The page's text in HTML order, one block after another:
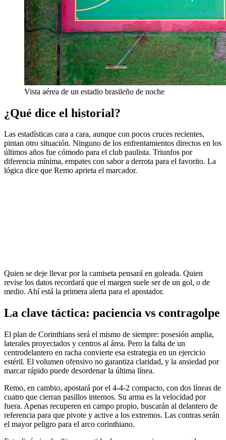
Vista aérea de un estadio brasileño de noche
¿Qué dice el historial?
Las estadísticas cara a cara, aunque con pocos cruces recientes,
pintan otro situación. Ninguno de los enfrentamientos directos en los
últimos años fue cómodo para el club paulista. Triunfos por
diferencia mínima, empates con sabor a derrota para el favorito. La
lógica dice que Remo aprieta el marcador.
Quien se deje llevar por la camiseta pensará en goleada. Quien
revise los datos recordará que el margen suele ser de un gol, o de
medio. Ahí está la primera alerta para el apostador.
La clave táctica: paciencia vs contragolpe
El plan de Corinthians será el mismo de siempre: posesión amplia,
laterales proyectados y centros al área. Pero la falta de un
centrodelantero en racha convierte esa estrategia en un ejercicio
estéril. El volumen ofensivo no garantiza claridad, y la ansiedad por
marcar rápido puede desordenar la última línea.
Remo, en cambio, apostará por el 4-4-2 compacto, con dos líneas de
cuatro que cierran pasillos internos. Su arma es la velocidad por
fuera. Apenas recuperen en campo propio, buscarán al delantero de
referencia para que pivote y active a los extremos. Las contras serán
el mayor peligro para el arco corinthiano.